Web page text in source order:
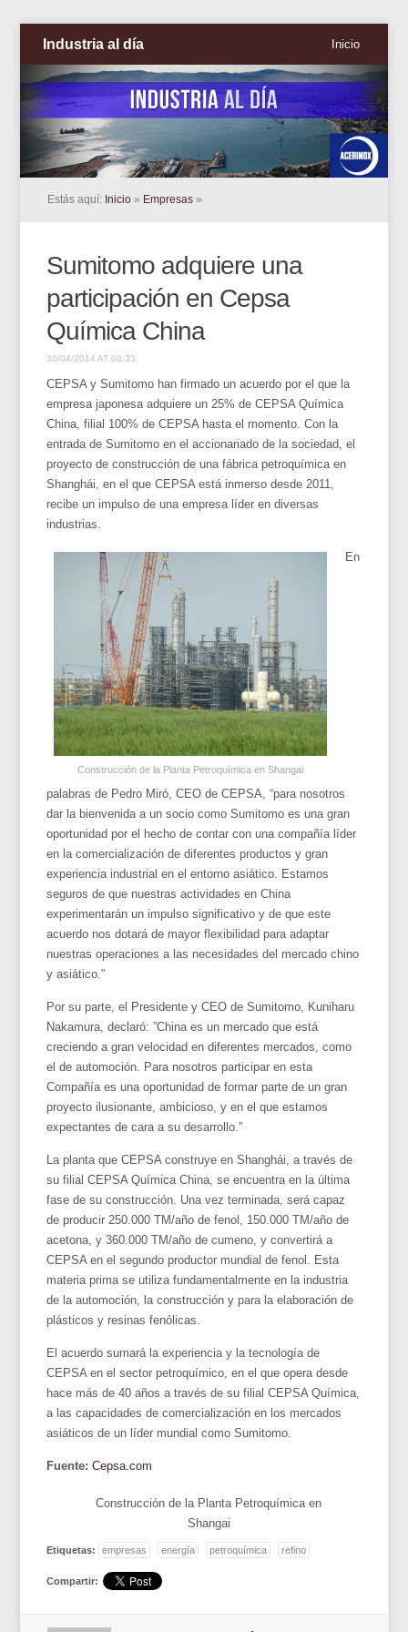
Industria al día Inicio
Estás aquí: Inicio » Empresas »
Sumitomo adquiere una
participación en Cepsa
Química China
30/04/2014 AT 08:33
CEPSA y Sumitomo han firmado un acuerdo por el que la
empresa japonesa adquiere un 25% de CEPSA Química
China, filial 100% de CEPSA hasta el momento. Con la
entrada de Sumitomo en el accionariado de la sociedad, el
proyecto de construcción de una fábrica petroquímica en
Shanghái, en el que CEPSA está inmerso desde 2011,
recibe un impulso de una empresa líder en diversas
industrias.
Construcción de la Planta Petroquímica en Shangai
En
palabras de Pedro Miró, CEO de CEPSA, “para nosotros
dar la bienvenida a un socio como Sumitomo es una gran
oportunidad por el hecho de contar con una compañía líder
en la comercialización de diferentes productos y gran
experiencia industrial en el entorno asiático. Estamos
seguros de que nuestras actividades en China
experimentarán un impulso significativo y de que este
acuerdo nos dotará de mayor flexibilidad para adaptar
nuestras operaciones a las necesidades del mercado chino
y asiático.”
Por su parte, el Presidente y CEO de Sumitomo, Kuniharu
Nakamura, declaró: ”China es un mercado que está
creciendo a gran velocidad en diferentes mercados, como
el de automoción. Para nosotros participar en esta
Compañía es una oportunidad de formar parte de un gran
proyecto ilusionante, ambicioso, y en el que estamos
expectantes de cara a su desarrollo.”
La planta que CEPSA construye en Shanghái, a través de
su filial CEPSA Química China, se encuentra en la última
fase de su construcción. Una vez terminada, será capaz
de producir 250.000 TM/año de fenol, 150.000 TM/año de
acetona, y 360.000 TM/año de cumeno, y convertirá a
CEPSA en el segundo productor mundial de fenol. Esta
materia prima se utiliza fundamentalmente en la industria
de la automoción, la construcción y para la elaboración de
plásticos y resinas fenólicas.
El acuerdo sumará la experiencia y la tecnología de
CEPSA en el sector petroquímico, en el que opera desde
hace más de 40 años a través de su filial CEPSA Química,
a las capacidades de comercialización en los mercados
asiáticos de un líder mundial como Sumitomo.
Fuente: Cepsa.com
Construcción de la Planta Petroquímica en
Shangai
Etiquetas: empresas energía petroquímica refino
Compartir: